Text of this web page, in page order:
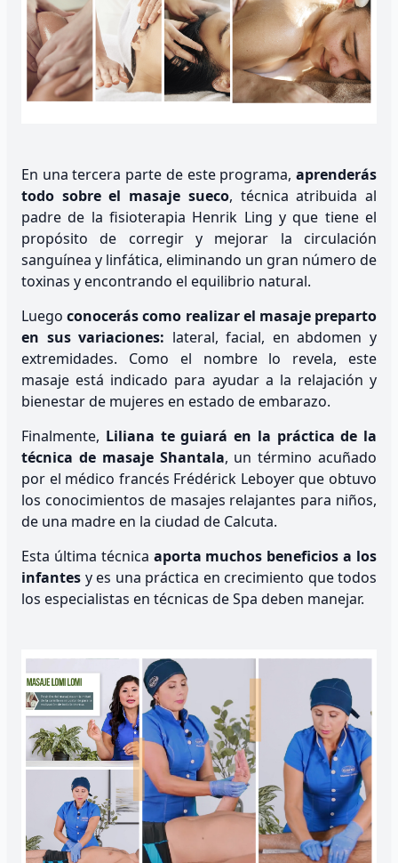
En una tercera parte de este programa, aprenderás
todo sobre el masaje sueco, técnica atribuida al
padre de la fisioterapia Henrik Ling y que tiene el
propósito de corregir y mejorar la circulación
sanguínea y linfática, eliminando un gran número de
toxinas y encontrando el equilibrio natural.
Luegoconocerás como realizar el masaje preparto
en sus variaciones: lateral, facial, en abdomen y
extremidades. Como el nombre lo revela, este
masaje está indicado para ayudar a la relajación y
bienestar de mujeres en estado de embarazo.
Finalmente, Liliana te guiará en la práctica de la
técnica de masaje Shantala, un término acuñado
por el médico francés Frédérick Leboyer que obtuvo
los conocimientos de masajes relajantes para niños,
de una madre en la ciudad de Calcuta.
Esta última técnica aporta muchos beneficios a los
infantes y es una práctica en crecimiento que todos
los especialistas en técnicas de Spa deben manejar.